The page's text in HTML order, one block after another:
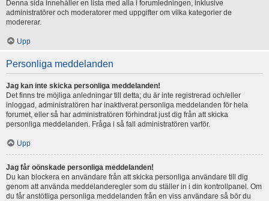
Denna sida innehåller en lista med alla i forumledningen, inklusive
administratörer och moderatorer med uppgifter om vilka kategorier de
modererar.
Upp
Personliga meddelanden
Jag kan inte skicka personliga meddelanden!
Det finns tre möjliga anledningar till detta; du är inte registrerad och/eller
inloggad, administratören har inaktiverat personliga meddelanden för hela
forumet, eller så har administratören förhindrat just dig från att skicka
personliga meddelanden. Fråga i så fall administratören varför.
Upp
Jag får oönskade personliga meddelanden!
Du kan blockera en användare från att skicka personliga användare till dig
genom att använda meddelanderegler som du ställer in i din kontrollpanel. Om
du får anstötliga personliga meddelanden från en viss användare så bör du